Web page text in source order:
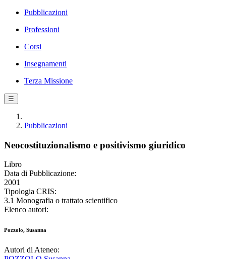
Pubblicazioni
Professioni
Corsi
Insegnamenti
Terza Missione
☰
Pubblicazioni
Neocostituzionalismo e positivismo giuridico
Libro
Data di Pubblicazione:
2001
Tipologia CRIS:
3.1 Monografia o trattato scientifico
Elenco autori:
Pozzolo, Susanna
Autori di Ateneo: